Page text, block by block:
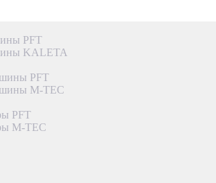
PFT
KALETA
PFT
M-TEC
PFT
M-TEC